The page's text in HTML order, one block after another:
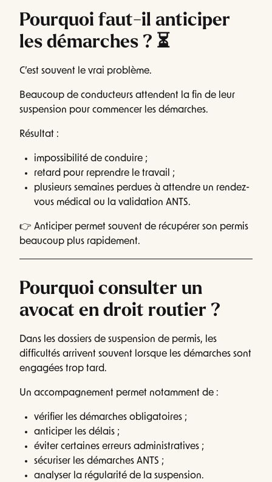
Pourquoi faut-il anticiper
les démarches ? ⏳
C’est souvent le vrai problème.
Beaucoup de conducteurs attendent la fin de leur
suspension pour commencer les démarches.
Résultat :
impossibilité de conduire ;
retard pour reprendre le travail ;
plusieurs semaines perdues à attendre un rendez-
vous médical ou la validation ANTS.
👉 Anticiper permet souvent de récupérer son permis
beaucoup plus rapidement.
Pourquoi consulter un
avocat en droit routier ?
Dans les dossiers de suspension de permis, les
difficultés arrivent souvent lorsque les démarches sont
engagées trop tard.
Un accompagnement permet notamment de :
vérifier les démarches obligatoires ;
anticiper les délais ;
éviter certaines erreurs administratives ;
sécuriser les démarches ANTS ;
analyser la régularité de la suspension.